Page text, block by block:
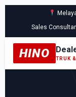
Sales
HINO TRUK